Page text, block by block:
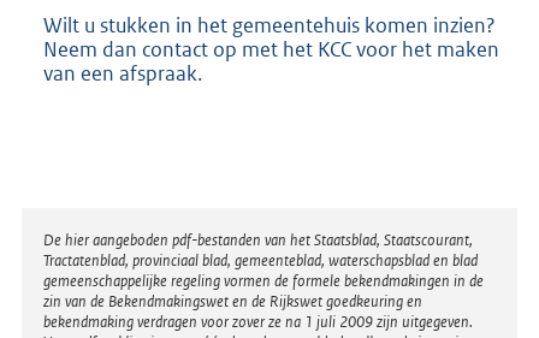
Wilt u stukken in het gemeentehuis komen inzien?
Neem dan contact op met het KCC voor het maken
van een afspraak.
Disclaimer
De hier aangeboden pdf-bestanden van het Staatsblad, Staatscourant,
Tractatenblad, provinciaal blad, gemeenteblad, waterschapsblad en blad
gemeenschappelijke regeling vormen de formele bekendmakingen in de
zin van de Bekendmakingswet en de Rijkswet goedkeuring en
bekendmaking verdragen voor zover ze na 1 juli 2009 zijn uitgegeven.